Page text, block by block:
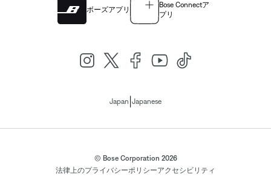
ボーズアプリ
Bose Connectア
プリ
Japan Japanese
© Bose Corporation 2026
法律上のプライバシーポリシーアクセシビリティ